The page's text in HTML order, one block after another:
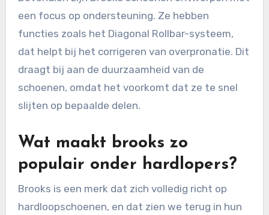
een focus op ondersteuning. Ze hebben
functies zoals het Diagonal Rollbar-systeem,
dat helpt bij het corrigeren van overpronatie. Dit
draagt bij aan de duurzaamheid van de
schoenen, omdat het voorkomt dat ze te snel
slijten op bepaalde delen.
Wat maakt brooks zo
populair onder hardlopers?
Brooks is een merk dat zich volledig richt op
hardloopschoenen, en dat zien we terug in hun